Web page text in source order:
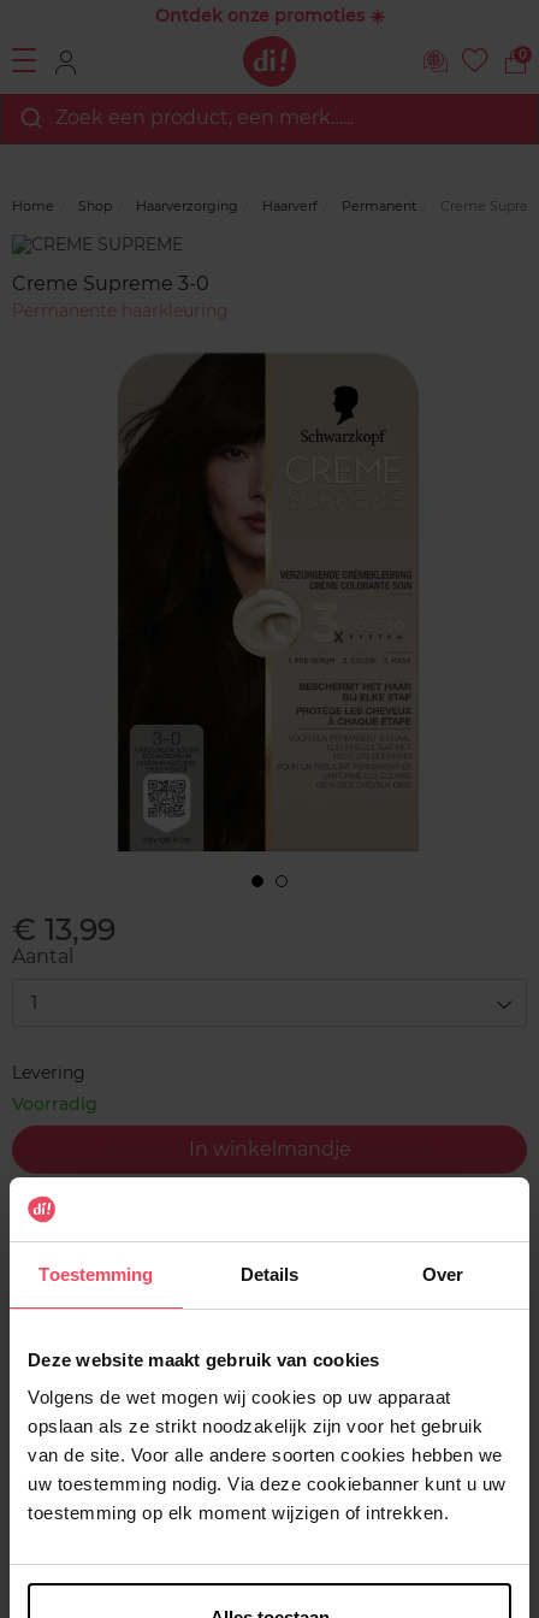
Toestemming Details Over
Deze website maakt gebruik van cookies
Volgens de wet mogen wij cookies op uw apparaat
opslaan als ze strikt noodzakelijk zijn voor het gebruik
van de site. Voor alle andere soorten cookies hebben we
uw toestemming nodig. Via deze cookiebanner kunt u uw
toestemming op elk moment wijzigen of intrekken.
Ontdek onze promoties ☀️
0
Zoek een product, een merk…...
Home Shop Haarverzorging Haarverf Permanent Creme
Merk
Creme Supreme 3-0
Permanente haarkleuring
€ 13,99
Aantal
1
Levering
Voorradig
In winkelmandje
Gratis levering bij aankoop van min. 35€.
Beschrijving
Gebruiksadvies